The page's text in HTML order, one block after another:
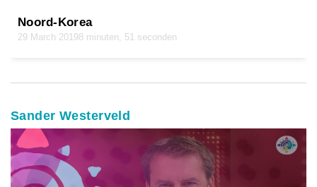
Noord-Korea
29 March 20198 minuten, 51 seconden
Sander Westerveld